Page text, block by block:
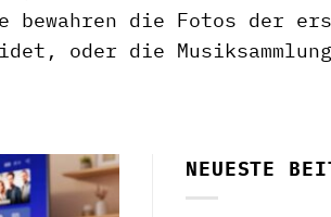
die Fotos der
oder die
NEUESTE